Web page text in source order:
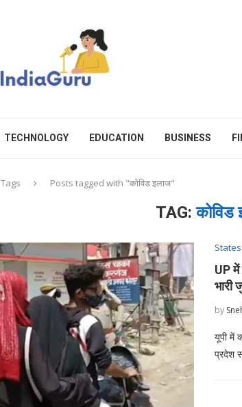
TECHNOLOGY EDUCATION BUSINESS
Tags Posts tagged with "कोविड इलाज"
TAG:कोविड
States
UP
भारी
by
यूपी में
प्रदेश